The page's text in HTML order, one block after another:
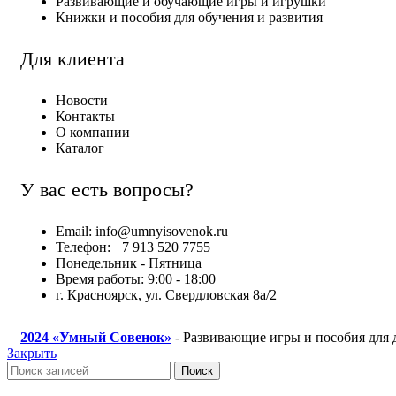
Книжки и пособия для обучения и развития
Для клиента
Новости
Контакты
О компании
Каталог
У вас есть вопросы?
Email: info@umnyisovenok.ru
Телефон: +7 913 520 7755
Понедельник - Пятница
Время работы: 9:00 - 18:00
г. Красноярск, ул. Свердловская 8а/2
2024 «Умный Совенок» - Развивающие игры и пособия для
Закрыть
Поиск